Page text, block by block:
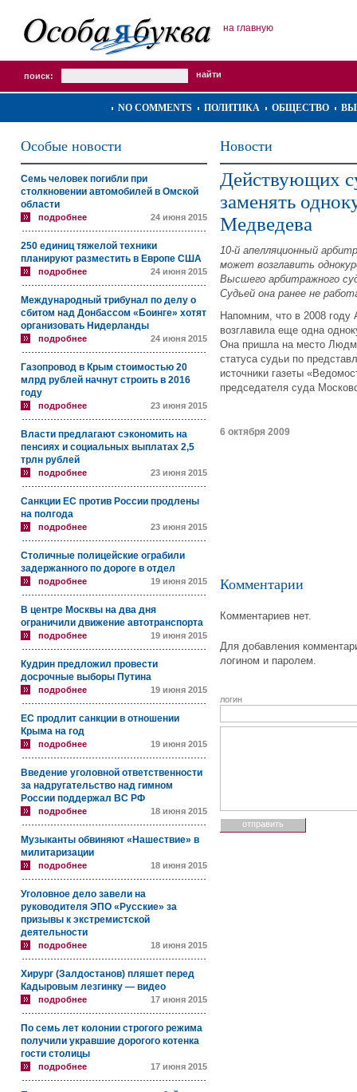
на главную
поиск:
NO COMMENTS ПОЛИТИКА ОБЩЕСТВО
Особые новости
Семь человек погибли при
столкновении автомобилей в Омской
области
подробнее 24 июня 2015
250 единиц тяжелой техники
планируют разместить в Европе США
подробнее 24 июня 2015
Международный трибунал по делу о
сбитом над Донбассом «Боинге» хотят
организовать Нидерланды
подробнее 24 июня 2015
Газопровод в Крым стоимостью 20
млрд рублей начнут строить в 2016
году
подробнее 23 июня 2015
Власти предлагают сэкономить на
пенсиях и социальных выплатах 2,5
трлн рублей
подробнее 23 июня 2015
Санкции ЕС против России продлены
на полгода
подробнее 23 июня 2015
Столичные полицейские ограбили
задержанного по дороге в отдел
подробнее 19 июня 2015
В центре Москвы на два дня
ограничили движение автотранспорта
подробнее 19 июня 2015
Кудрин предложил провести
досрочные выборы Путина
подробнее 19 июня 2015
ЕС продлит санкции в отношении
Крыма на год
подробнее 19 июня 2015
Введение уголовной ответственности
за надругательство над гимном
России поддержал ВС РФ
подробнее 18 июня 2015
Музыканты обвиняют «Нашествие» в
милитаризации
подробнее 18 июня 2015
Уголовное дело завели на
руководителя ЭПО «Русские» за
призывы к экстремистской
деятельности
подробнее 18 июня 2015
Хирург (Залдостанов) пляшет перед
Кадыровым лезгинку — видео
подробнее 17 июня 2015
По семь лет колонии строгого режима
получили укравшие дорогого котенка
гости столицы
подробнее 17 июня 2015
Новости
Действующих
заменять
Медведева
10-й апелляционный
может возглавить
Высшего арбитражного
Судьей она ранее не
Напомним, что в 2008 году
возглавила еще одна
Она пришла на место
статуса судьи по
источники газеты
председателя суда
6 октября 2009
Комментарии
Комментариев нет.
Для добавления
логином и паролем.
логин